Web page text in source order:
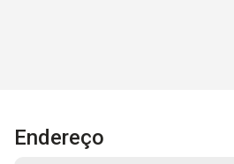
Endereço